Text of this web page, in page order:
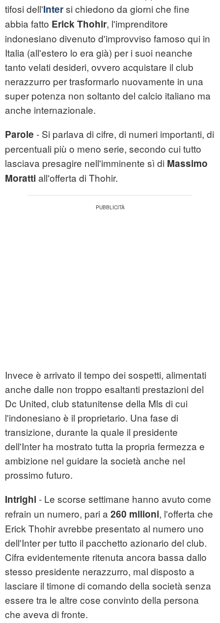
tifosi dell'Intersi chiedono da giorni che fine
abbia fatto Erick Thohir, l'imprenditore
indonesiano divenuto d'improvviso famoso qui in
Italia (all'estero lo era già) per i suoi neanche
tanto velati desideri, ovvero acquistare il club
nerazzurro per trasformarlo nuovamente in una
super potenza non soltanto del calcio italiano ma
anche internazionale.
Parole - Si parlava di cifre, di numeri importanti, di
percentuali più o meno serie, secondo cui tutto
lasciava presagire nell'imminente sì di Massimo
Moratti all'offerta di Thohir.
Invece è arrivato il tempo dei sospetti, alimentati
anche dalle non troppo esaltanti prestazioni del
Dc United, club statunitense della Mls di cui
l'indonesiano è il proprietario. Una fase di
transizione, durante la quale il presidente
dell'Inter ha mostrato tutta la propria fermezza e
ambizione nel guidare la società anche nel
prossimo futuro.
Intrighi - Le scorse settimane hanno avuto come
refrain un numero, pari a 260 milioni, l'offerta che
Erick Thohir avrebbe presentato al numero uno
dell'Inter per tutto il pacchetto azionario del club.
Cifra evidentemente ritenuta ancora bassa dallo
stesso presidente nerazzurro, mal disposto a
lasciare il timone di comando della società senza
essere tra le altre cose convinto della persona
che aveva di fronte.